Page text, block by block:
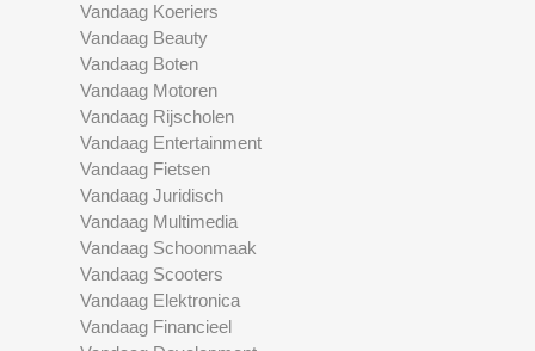
Vandaag Koeriers
Vandaag Beauty
Vandaag Boten
Vandaag Motoren
Vandaag Rijscholen
Vandaag Entertainment
Vandaag Fietsen
Vandaag Juridisch
Vandaag Multimedia
Vandaag Schoonmaak
Vandaag Scooters
Vandaag Elektronica
Vandaag Financieel